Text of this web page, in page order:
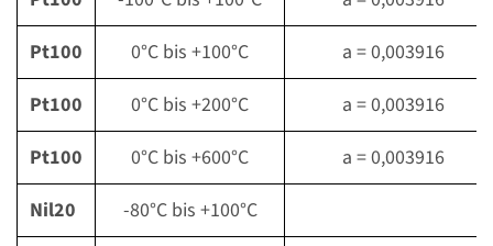
Pt100
0°C bis +100°C
a = 0,003916
Pt100
0°C bis +200°C
a = 0,003916
Pt100
0°C bis +600°C
a = 0,003916
Nil20
-80°C bis +100°C